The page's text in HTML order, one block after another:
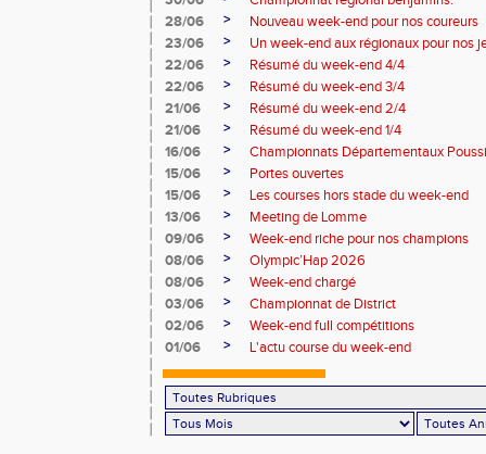
28/06
>
Nouveau week-end pour nos coureurs
23/06
>
Un week-end aux régionaux pour nos
22/06
>
Résumé du week-end 4/4
22/06
>
Résumé du week-end 3/4
21/06
>
Résumé du week-end 2/4
21/06
>
Résumé du week-end 1/4
16/06
>
Championnats Départementaux
15/06
>
Portes ouvertes
15/06
>
Les courses hors stade du week-end
13/06
>
Meeting de Lomme
09/06
>
Week-end riche pour nos champions
08/06
>
Olympic’Hap 2026
08/06
>
Week-end chargé
03/06
>
Championnat de District
02/06
>
Week-end full compétitions
01/06
> L'actu course du week-end